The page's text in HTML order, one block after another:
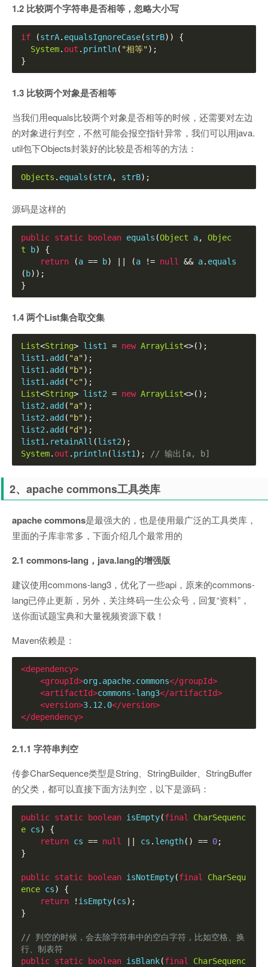
1.2 比较两个字符串是否相等，忽略大小写
if (strA. equalsIgnoreCase(strB))
{
System. out . println( "相等");
}
1.3 比较两个对象是否相等
当我们用equals比较两个对象是否相等的时候，还需要对左边
的对象进行判空，不然可能会报空指针异常，我们可以用java.
util包下Objects封装好的比较是否相等的方法：
Objects . equals (strA, strB);
源码是这样的
public static boolean equals (Object a,
Objec
t b)
{
return
(a == b) (a != null && a. equals
( b));
}
1.4 两个List集合取交集
List<String> list1 = new ArrayList<>();
list1 . add ( "a");
list1 . add ( "b");
list1 . add ( "c");
List<String> list2 = new ArrayList<>();
list2 . add ( "a");
list2 . add ( "b");
list2 . add ( "d");
list1 . retainAll (list2);
System. out . println(list1 ); // 输出[a, b]
2、apache commons工具类库
apache commons是最强大的，也是使用最广泛的工具类库，
里面的子库非常多，下面介绍几个最常用的
2.1 commons-lang，java.lang的增强版
建议使用commons-lang3，优化了一些api，原来的commons-
lang已停止更新，另外，关注终码一生公众号，回复“资料”，
送你面试题宝典和大量视频资源下载！
Maven依赖是：
<dependency>
<groupId>org.apache.commons</groupId>
<artifactId>commons-lang3</artifactId>
<version>3.12.0</version>
</dependency>
2.1.1 字符串判空
传参CharSequence类型是String、StringBuilder、StringBuffer
的父类，都可以直接下面方法判空，以下是源码：
public static boolean isEmpty(final
CharSequenc
e cs)
{
return cs == null cs . length() == 0;
}
public static boolean isNotEmpty(final
CharSequ
ence cs)
{
return
! isEmpty(cs);
}
// 判空的时候，会去除字符串中的空白字符，比如空格、换
行、制表符
public static boolean isBlank(final CharSequenc